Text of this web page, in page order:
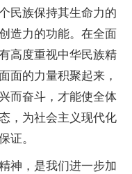
民族保持其生命力的
造力的功能。在全面
高度重视中华民族精
面的力量积聚起来，
而奋斗，才能使全体
，为社会主义现代化
。
，是我们进一步加